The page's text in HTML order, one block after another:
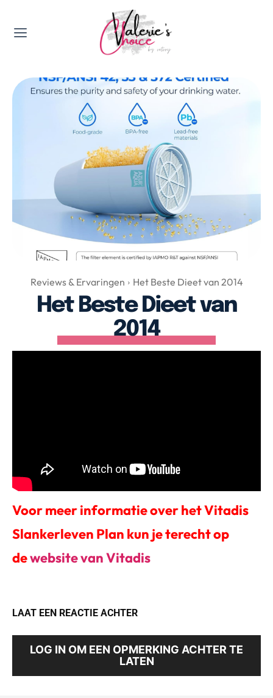
Valerie's Topics
Travel & Culture
Food & Drinks
Happyness & Opmerkelijk
Lifestyle, Sport & Duurzaamheid
Gadgets & Tech
Top 5 van Valerie
Health & Beauty
Huis & Tuin
Nieuws & Media
Over Valerie
Over Valerie
De Top 5
Reviews & Ervaringen Het Beste Dieet van 2014
Het Beste Dieet van
2014
Voor meer informatie over het Vitadis
Slankerleven Plan kun je terecht op
dewebsite van Vitadis
LAAT EEN REACTIE ACHTER
LOG IN OM EEN OPMERKING ACHTER TE
LATEN